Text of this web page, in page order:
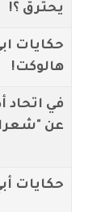
يحترق ؟!
حكايات
هالوكت!
في اتحاد
عن "شعراء
حكايات